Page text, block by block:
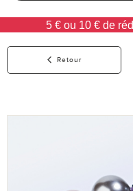
5 € ou 10 € de
Retour